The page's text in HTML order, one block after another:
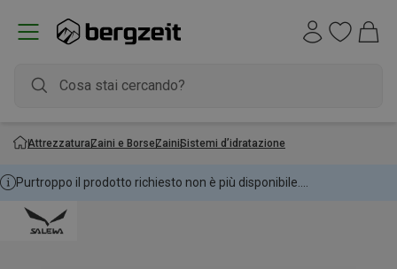
AttrezzaturaZaini e BorseZainiSistemi d’idratazione
Purtroppo il prodotto richiesto non è più disponibile....